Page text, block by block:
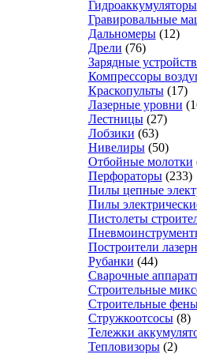
Гидроаккумуляторы
Гравировальные
Дальномеры (12)
Дрели (76)
Зарядные
Компрессоры
Краскопульты (17)
Лазерные уровни
Лестницы (27)
Лобзики (63)
Нивелиры (50)
Отбойные молотки
Перфораторы (233)
Пилы цепные
Пилы
Пистолеты
Построители
Рубанки (44)
Сварочные
Строительные
Строительные
Стружкоотсосы (8)
Тележки
Тепловизоры (2)